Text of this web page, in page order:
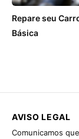
Repare seu
Básica
AVISO LEGAL
Comunicamos que